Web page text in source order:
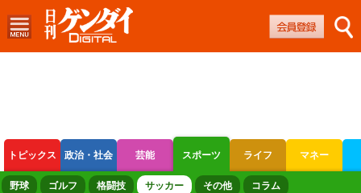
トピックス 政治・社会 芸能 スポーツ ライフ マネー
ボートレース 競輪 オートレース
野球 ゴルフ 格闘技 サッカー その他 コラム